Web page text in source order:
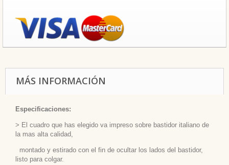
MÁS INFORMACIÓN
Especificaciones:
> El cuadro que has elegido va impreso sobre bastidor italiano de
la mas alta calidad,
montado y estirado con el fin de ocultar los lados del bastidor,
listo para colgar.